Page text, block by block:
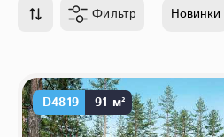
одноэтажные 128
Другие характеристики
одноэтажные из газобетона 59
Фильтр Новинки
D4819 91 м²